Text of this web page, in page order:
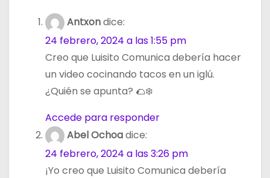
Antxondice:
24 febrero, 2024 a las 1:55 pm
Creo que Luisito Comunica debería hacer
un video cocinando tacos en un iglú.
¿Quién se apunta? 🌮❄️
Accede para responder
Abel Ochoadice:
24 febrero, 2024 a las 3:26 pm
¡Yo creo que Luisito Comunica debería